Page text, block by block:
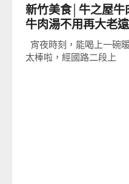
新竹美食│牛之屋牛
牛肉湯不用再大老
宵夜時刻，能喝上一碗
太棒啦，經國路二段上